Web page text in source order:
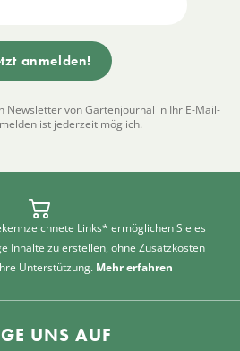
Newsletter von Gartenjournal in Ihr E-Mail-
ist jederzeit möglich.
Links* ermöglichen Sie es
Inhalte zu erstellen, ohne Zusatzkosten
Unterstützung. Mehr erfahren
UNS AUF